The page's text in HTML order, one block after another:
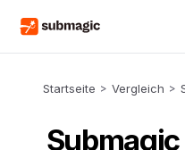
Startseite > Vergleich >